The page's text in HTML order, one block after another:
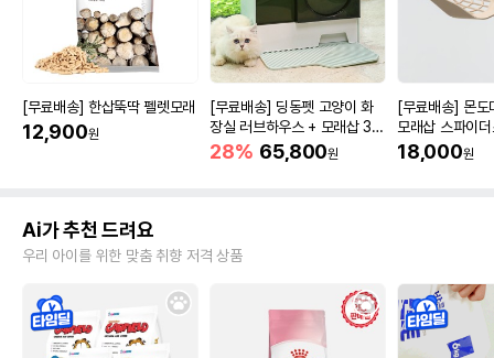
[무료배송] 한삽뚝딱 펠렛모래
12,900원
[무료배송] 딩동펫 고양이 화
장실 러브하우스 + 모래삽 3c
olor
28% 65,800원
[무료배송] 몬도
모래삽 스파이
18,000원
Ai가 추천 드려요
우리 아이를 위한 맞춤 취향 저격 상품